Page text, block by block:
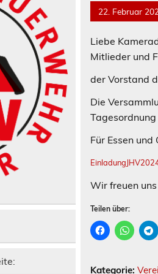
22. Februar
Liebe
Mitlieder und
der Vorstand
Die
Für Essen
Wir freuen
Teilen über:
Kategorie: